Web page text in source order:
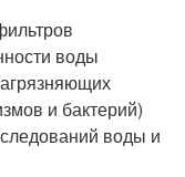
воды
и бактерий)
воды и